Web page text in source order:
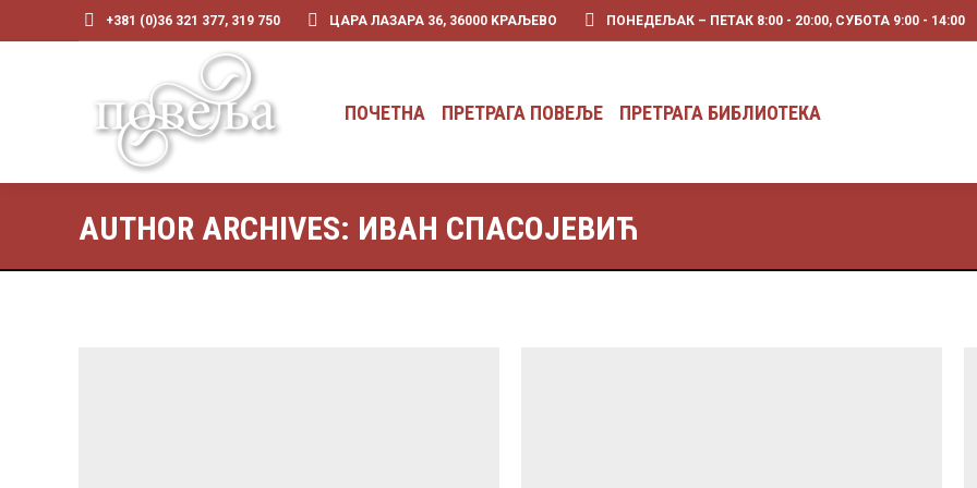
+381 (0)36 321 377, 319 750 ЦАРА ЛАЗАРА 36, 36000 KРАЉЕВО ПОНЕДЕЉАК – ПЕТАК 8:00 - 20:00, СУБОТА 9:00 - 14:00
ПОЧЕТНА ПРЕТРАГА ПОВЕЉЕ ПРЕТРАГА БИБЛИОТЕКА
AUTHOR ARCHIVES: ИВАН СПАСОЈЕВИЋ